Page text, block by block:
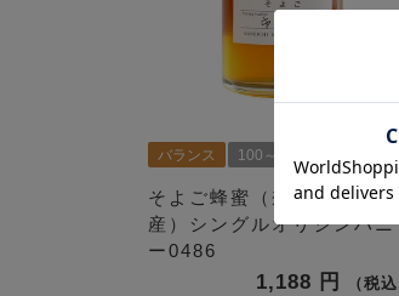
バランス 100～140g
そよご蜂蜜（奈良県生駒市
産）シングルオリジンハニ
ー0486
1,188 税込